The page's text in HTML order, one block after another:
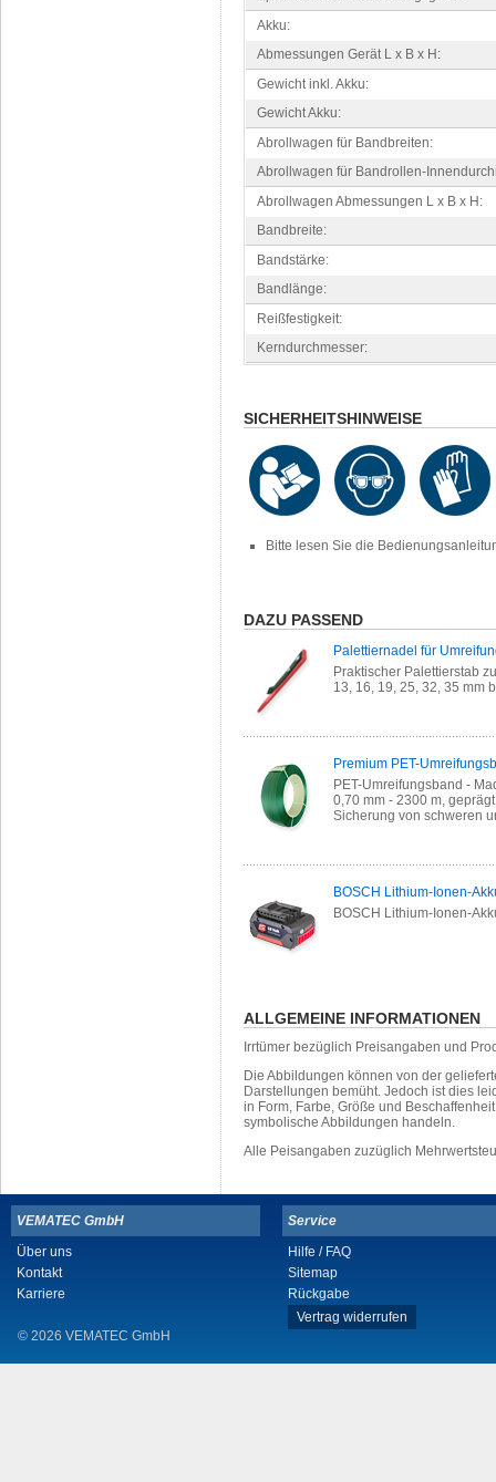
Akku:
Abmessungen Gerät L x B x H:
Gewicht inkl. Akku:
Gewicht Akku:
Abrollwagen für Bandbreiten:
Abrollwagen für Bandrollen-
Abrollwagen Abmessungen L x B x H:
Bandbreite:
Bandstärke:
Bandlänge:
Reißfestigkeit:
Kerndurchmesser:
SICHERHEITSHINWEISE
Bitte lesen Sie die
DAZU PASSEND
Palettiernadel für
Praktischer Palettierstab
13, 16, 19, 25, 32, 35 mm
Premium PET-
PET-Umreifungsband -
0,70 mm - 2300 m,
Sicherung von schweren
BOSCH Lithium-Ionen-
BOSCH Lithium-Ionen-
ALLGEMEINE INFORMATIONEN
Irrtümer bezüglich Preisangaben und
Die Abbildungen können von der
Darstellungen bemüht. Jedoch ist dies
in Form, Farbe, Größe und
symbolische Abbildungen handeln.
Alle Peisangaben zuzüglich
VEMATEC GmbH
Über uns
Kontakt
Karriere
© 2026 VEMATEC GmbH
Service
Hilfe / FAQ
Sitemap
Rückgabe
Vertrag widerrufen